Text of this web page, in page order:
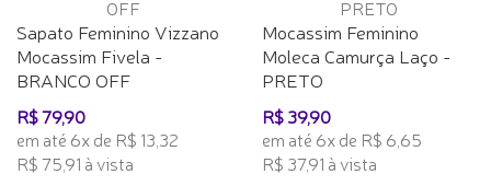
Sapato Feminino Vizzano
Mocassim Fivela -
BRANCO OFF
R$ 79,90
em até 6x de R$ 13,32
R$ 75,91 à vista
Mocassim Feminino
Moleca Camurça Laço -
PRETO
R$ 39,90
em até 6x de R$ 6,65
R$ 37,91 à vista